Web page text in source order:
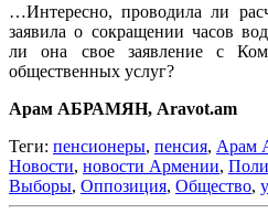
…Интересно, проводила ли
заявила о сокращении часов
ли она свое заявление с
общественных услуг?
Арам АБРАМЯН, Aravot.am
Теги: пенсионеры, пенсия, Арам
Новости, новости Армении,
Выборы, Оппозиция, Общество,